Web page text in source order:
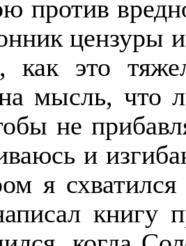
против
цензуры
как это
мысль, что
не
и
я
книгу